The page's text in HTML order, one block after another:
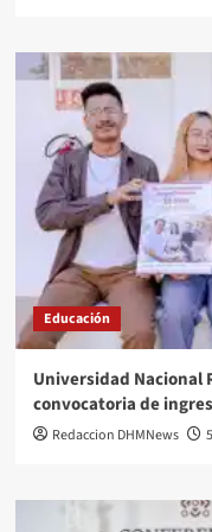
Educación
Universidad Nacional
convocatoria de
Redaccion DHMNews